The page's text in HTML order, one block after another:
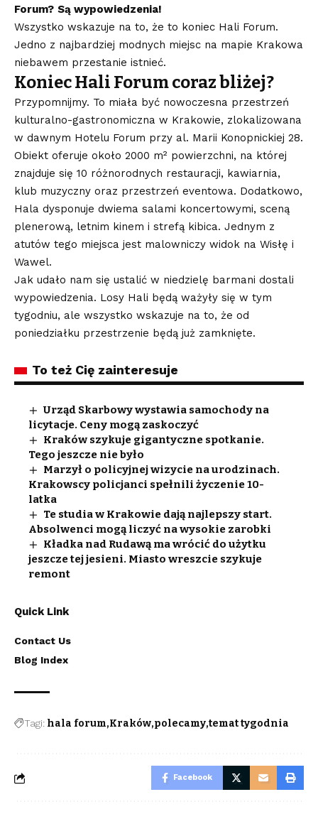
Forum? Są wypowiedzenia!
Wszystko wskazuje na to, że to koniec Hali Forum.
Jedno z najbardziej modnych miejsc na mapie Krakowa
niebawem przestanie istnieć.
Koniec Hali Forum coraz bliżej?
Przypomnijmy. To miała być nowoczesna przestrzeń
kulturalno-gastronomiczna w Krakowie, zlokalizowana
w dawnym Hotelu Forum przy al. Marii Konopnickiej 28.
Obiekt oferuje około 2000 m² powierzchni, na której
znajduje się 10 różnorodnych restauracji, kawiarnia,
klub muzyczny oraz przestrzeń eventowa. Dodatkowo,
Hala dysponuje dwiema salami koncertowymi, sceną
plenerową, letnim kinem i strefą kibica. Jednym z
atutów tego miejsca jest malowniczy widok na Wisłę i
Wawel.
Jak udało nam się ustalić w niedzielę barmani dostali
wypowiedzenia. Losy Hali będą ważyły się w tym
tygodniu, ale wszystko wskazuje na to, że od
poniedziałku przestrzenie będą już zamknięte.
To też Cię zainteresuje
Urząd Skarbowy wystawia samochody na
licytacje. Ceny mogą zaskoczyć
Kraków szykuje gigantyczne spotkanie.
Tego jeszcze nie było
Marzył o policyjnej wizycie na urodzinach.
Krakowscy policjanci spełnili życzenie 10-
latka
Te studia w Krakowie dają najlepszy start.
Absolwenci mogą liczyć na wysokie zarobki
Kładka nad Rudawą ma wrócić do użytku
jeszcze tej jesieni. Miasto wreszcie szykuje
remont
Quick Link
Contact Us
Blog Index
Tagi: hala forum Kraków polecamy temat tygodnia
Facebook